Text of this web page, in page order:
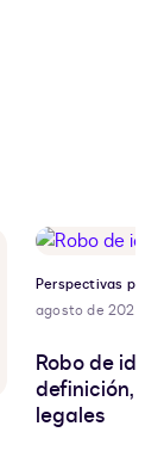
Perspectivas para
agosto de 2026
Robo de
definición,
legales